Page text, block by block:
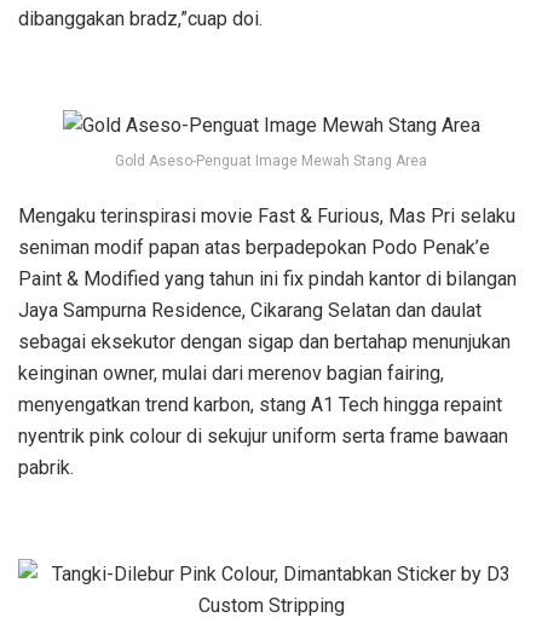
dibanggakan bradz,”cuap doi.
Gold Aseso-Penguat Image Mewah Stang Area
Mengaku terinspirasi movie Fast & Furious, Mas Pri selaku
seniman modif papan atas berpadepokan Podo Penak’e
Paint & Modified yang tahun ini fix pindah kantor di bilangan
Jaya Sampurna Residence, Cikarang Selatan dan daulat
sebagai eksekutor dengan sigap dan bertahap menunjukan
keinginan owner, mulai dari merenov bagian fairing,
menyengatkan trend karbon, stang A1 Tech hingga repaint
nyentrik pink colour di sekujur uniform serta frame bawaan
pabrik.